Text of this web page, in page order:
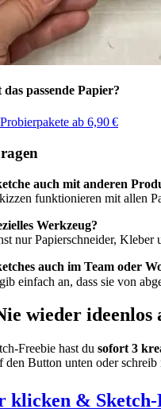
passende Papier?
ab 6,90 €
auch mit anderen
funktionieren mit allen
Werkzeug?
nur Papierschneider, Kleber
auch im Team oder
einfach an, dass sie von
wieder ideenlos
Freebie hast du sofort 3
Button unten oder
klicken &